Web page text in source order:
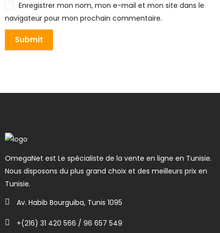
Enregistrer mon nom, mon e-mail et mon site dans le
navigateur pour mon prochain commentaire.
OmegaNet est Le spécialiste de la vente en ligne en Tunisie.
Nous disposons du plus grand choix et des meilleurs prix en
Tunisie.
Av. Habib Bourguiba, Tunis 1095
+(216) 31 420 566 / 96 657 549